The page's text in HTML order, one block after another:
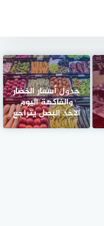
جدول أسعار الخضار
والفاكهة اليوم
الاحد البصل يتراجع